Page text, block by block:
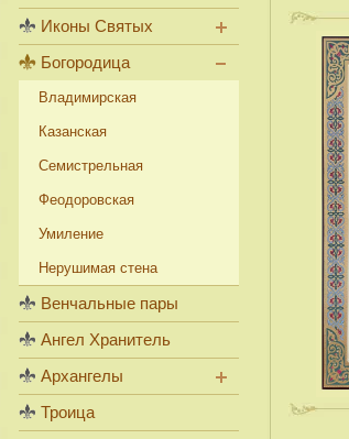
Иконы Святых
Богородица
Владимирская
Казанская
Семистрельная
Феодоровская
Умиление
Нерушимая стена
Венчальные пары
Ангел Хранитель
Архангелы
Троица